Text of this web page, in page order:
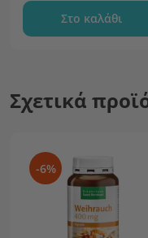
Στο καλάθι
Σχετικά
-6%